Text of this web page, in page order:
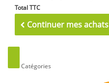
Total TTC
Continuer mes achats
Catégories